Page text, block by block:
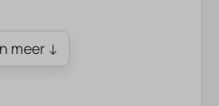
soort
meer ↓